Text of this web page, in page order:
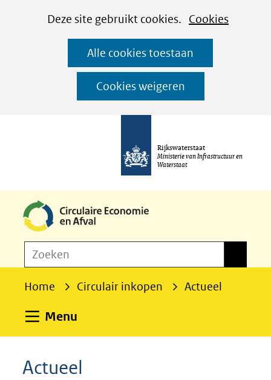
CookiesDeze site gebruikt cookies. Cookies
worden
toegestaan
geweigerd.
Alle cookies toestaan
Cookies weigeren
Ga
naar
de
inhoud
Rijkswaterstaat
Ministerie van Infrastructuur en
Waterstaat
o
Zoeken
Home Circulair inkopen Actueel
Menu
Actueel